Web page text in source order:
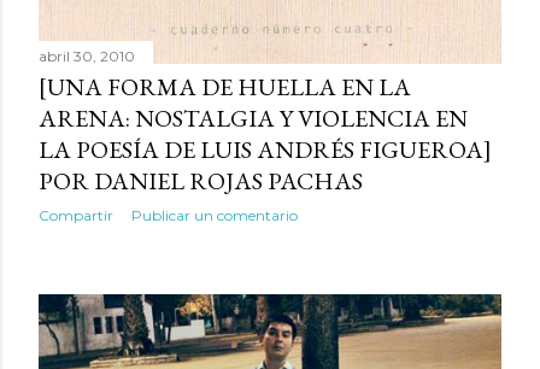
abril 30, 2010
[UNA FORMA DE HUELLA EN LA
ARENA: NOSTALGIA Y VIOLENCIA EN
LA POESÍA DE LUIS ANDRÉS FIGUEROA]
POR DANIEL ROJAS PACHAS
Compartir Publicar un comentario